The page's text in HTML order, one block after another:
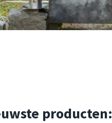
producten: